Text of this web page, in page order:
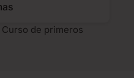
de primeros